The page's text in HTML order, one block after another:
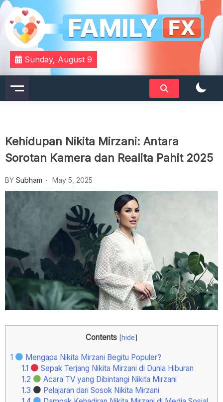
Skip
content
Familyfx
Your Daily Dose of Family Wisdom
Sunday, August 9
Kehidupan Nikita Mirzani: Antara
Sorotan Kamera dan Realita Pahit 2025
BY Subham May 5, 2025
Contents [hide]
1
Mengapa Nikita Mirzani Begitu Populer?
1.1
Sepak Terjang Nikita Mirzani di Dunia Hiburan
1.2
Acara TV yang Dibintangi Nikita Mirzani
1.3
Pelajaran dari Sosok Nikita Mirzani